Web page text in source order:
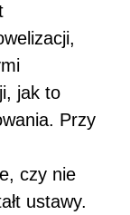
jak to
Przy
czy nie
ustawy.